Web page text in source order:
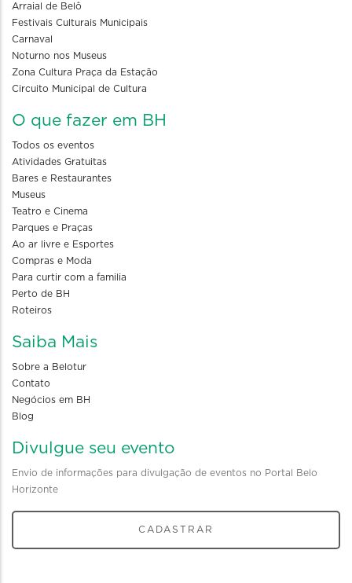
Arraial de Belô
Festivais Culturais Municipais
Carnaval
Noturno nos Museus
Zona Cultura Praça da Estação
Circuito Municipal de Cultura
O que fazer em BH
Todos os eventos
Atividades Gratuitas
Bares e Restaurantes
Museus
Teatro e Cinema
Parques e Praças
Ao ar livre e Esportes
Compras e Moda
Para curtir com a familia
Perto de BH
Roteiros
Saiba Mais
Sobre a Belotur
Contato
Negócios em BH
Blog
Divulgue seu evento
Envio de informações para divulgação de eventos no Portal Belo
Horizonte
CADASTRAR